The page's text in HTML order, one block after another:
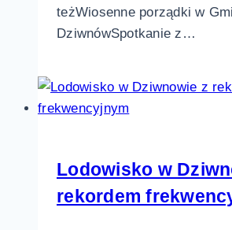
teżWiosenne porządki w
DziwnówSpotkanie z…
Lodowisko w
rekordem